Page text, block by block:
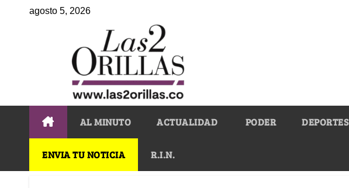
agosto 5, 2026
AL MINUTO ACTUALIDAD PODER DEPORTES
ENVIA TU NOTICIA R.I.N.